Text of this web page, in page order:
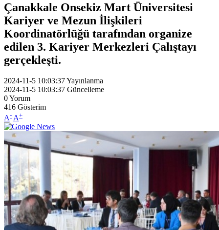
Çanakkale Onsekiz Mart Üniversitesi
Kariyer ve Mezun İlişkileri
Koordinatörlüğü tarafından organize
edilen 3. Kariyer Merkezleri Çalıştayı
gerçekleşti.
2024-11-5 10:03:37Yayınlanma
2024-11-5 10:03:37 Güncelleme
0Yorum
416 Gösterim
A- A+